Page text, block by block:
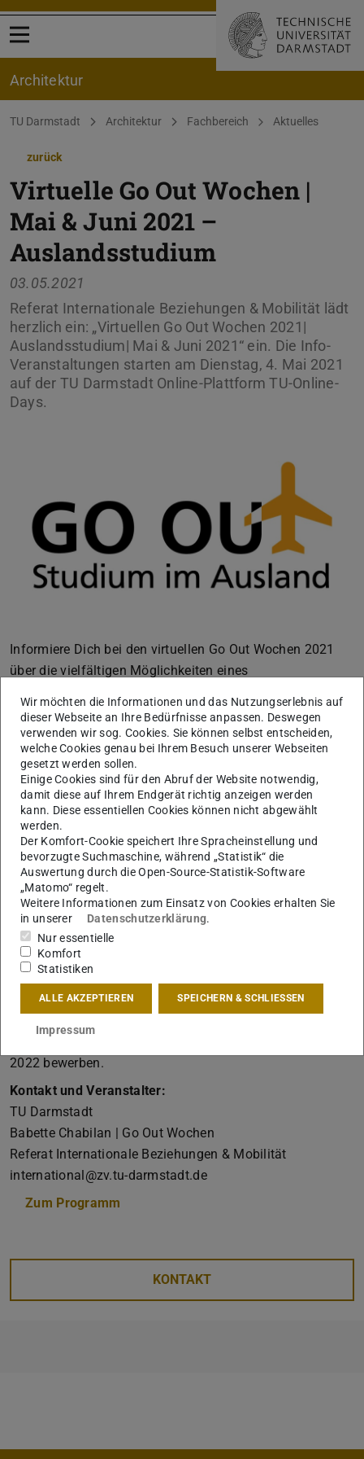
Menü öffnen
Architektur
Sie befinden sich hier:
TU Darmstadt Architektur Fachbereich Aktuelles
zurück
Virtuelle Go Out Wochen |
Mai & Juni 2021 –
Auslandsstudium
03.05.2021
Referat Internationale Beziehungen & Mobilität lädt
herzlich ein: „Virtuellen Go Out Wochen 2021|
Auslandsstudium| Mai & Juni 2021“ ein. Die Info-
Veranstaltungen starten am Dienstag, 4. Mai 2021
auf der TU Darmstadt Online-Plattform TU-Online-
Days.
Informiere Dich bei den virtuellen Go Out Wochen 2021
über die vielfältigen Möglichkeiten eines
der TU Darmstadt.
Einmal registrieren auf der Online-Plattform der TU
Darmstadt
TU-Onlinedays – TU Darmstadt
www.tu-onlinedays.tu-darmstadt.de
ein Klick– und Du kannst imMai und Juni an allen
virtuellen Informationsveranstaltungen zum
Auslandsstudiumdes Referats Internationale
Beziehungen, der Fachbereiche und verschiedener
Hochschulgruppen teilnehmen.
Sei dabei und planen rechtzeitig Dein Auslandssemester
ab dem WS 2022/23!
Unser Tipp:
Erasmus+ Austauschplätze
2022 bewerben.
Kontakt und Veranstalter:
TU Darmstadt
Babette Chabilan | Go Out Wochen
Referat Internationale Beziehungen & Mobilität
international@zv.tu-darmstadt.de
Zum Programm
KONTAKT
Wir möchten die Informationen und das Nutzungserlebnis auf
dieser Webseite an Ihre Bedürfnisse anpassen. Deswegen
verwenden wir sog. Cookies. Sie können selbst entscheiden,
welche Cookies genau bei Ihrem Besuch unserer Webseiten
gesetzt werden sollen.
Einige Cookies sind für den Abruf der Website notwendig,
damit diese auf Ihrem Endgerät richtig anzeigen werden
kann. Diese essentiellen Cookies können nicht abgewählt
werden.
Der Komfort-Cookie speichert Ihre Spracheinstellung und
bevorzugte Suchmaschine, während „Statistik“ die
Auswertung durch die Open-Source-Statistik-Software
„Matomo“ regelt.
Weitere Informationen zum Einsatz von Cookies erhalten Sie
in unserer
Datenschutzerklärung.
Nur essentielle
Komfort
Statistiken
ALLE AKZEPTIEREN SPEICHERN & SCHLIESSEN
Impressum